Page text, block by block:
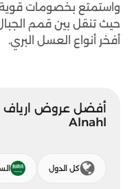
واستمتع بخصومات قوية
حيث تنقل بين قمم
أفخر أنواع العسل البري.
Alnahl
كل الدول